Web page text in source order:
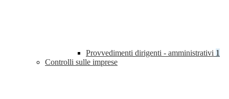
Provvedimenti dirigenti - amministrativi 1
Controlli sulle imprese